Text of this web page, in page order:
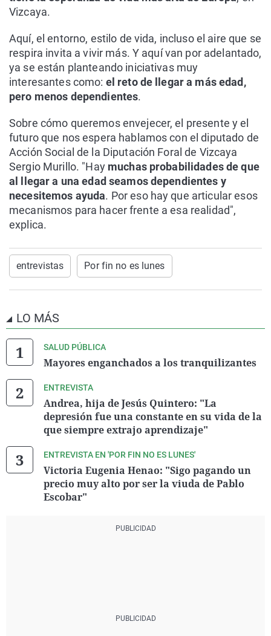
Vizcaya.
Aquí, el entorno, estilo de vida, incluso el aire que se
respira invita a vivir más. Y aquí van por adelantado,
ya se están planteando iniciativas muy
interesantes como: el reto de llegar a más edad,
pero menos dependientes.
Sobre cómo queremos envejecer, el presente y el
futuro que nos espera hablamos con el diputado de
Acción Social de la Diputación Foral de Vizcaya
Sergio Murillo. "Haymuchas probabilidades de que
al llegar a una edad seamos dependientes y
necesitemos ayuda. Por eso hay que articular esos
mecanismos para hacer frente a esa realidad",
explica.
entrevistas Por fin no es lunes
LO MÁS
SALUD PÚBLICA
Mayores enganchados a los tranquilizantes
ENTREVISTA
Andrea, hija de Jesús Quintero: "La
depresión fue una constante en su vida de la
que siempre extrajo aprendizaje"
ENTREVISTA EN 'POR FIN NO ES LUNES'
Victoria Eugenia Henao: "Sigo pagando un
precio muy alto por ser la viuda de Pablo
Escobar"